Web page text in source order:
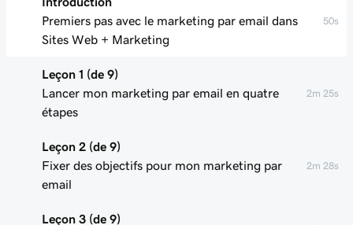
Premiers pas avec le marketing par email dans
Sites Web + Marketing
50s
Leçon 1 (de 9)
Lancer mon marketing par email en quatre
étapes
2m 25s
Leçon 2 (de 9)
Fixer des objectifs pour mon marketing par
email
2m 28s
Leçon 3 (de 9)